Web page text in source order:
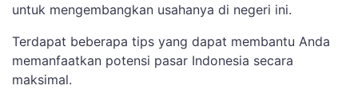
untuk mengembangkan usahanya di negeri ini.
Terdapat beberapa tips yang dapat membantu Anda
memanfaatkan potensi pasar Indonesia secara
maksimal.